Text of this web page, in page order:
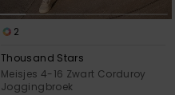
Accessoires
2
Thousand Stars
Meisjes 4-16 Zwart Corduroy
Joggingbroek